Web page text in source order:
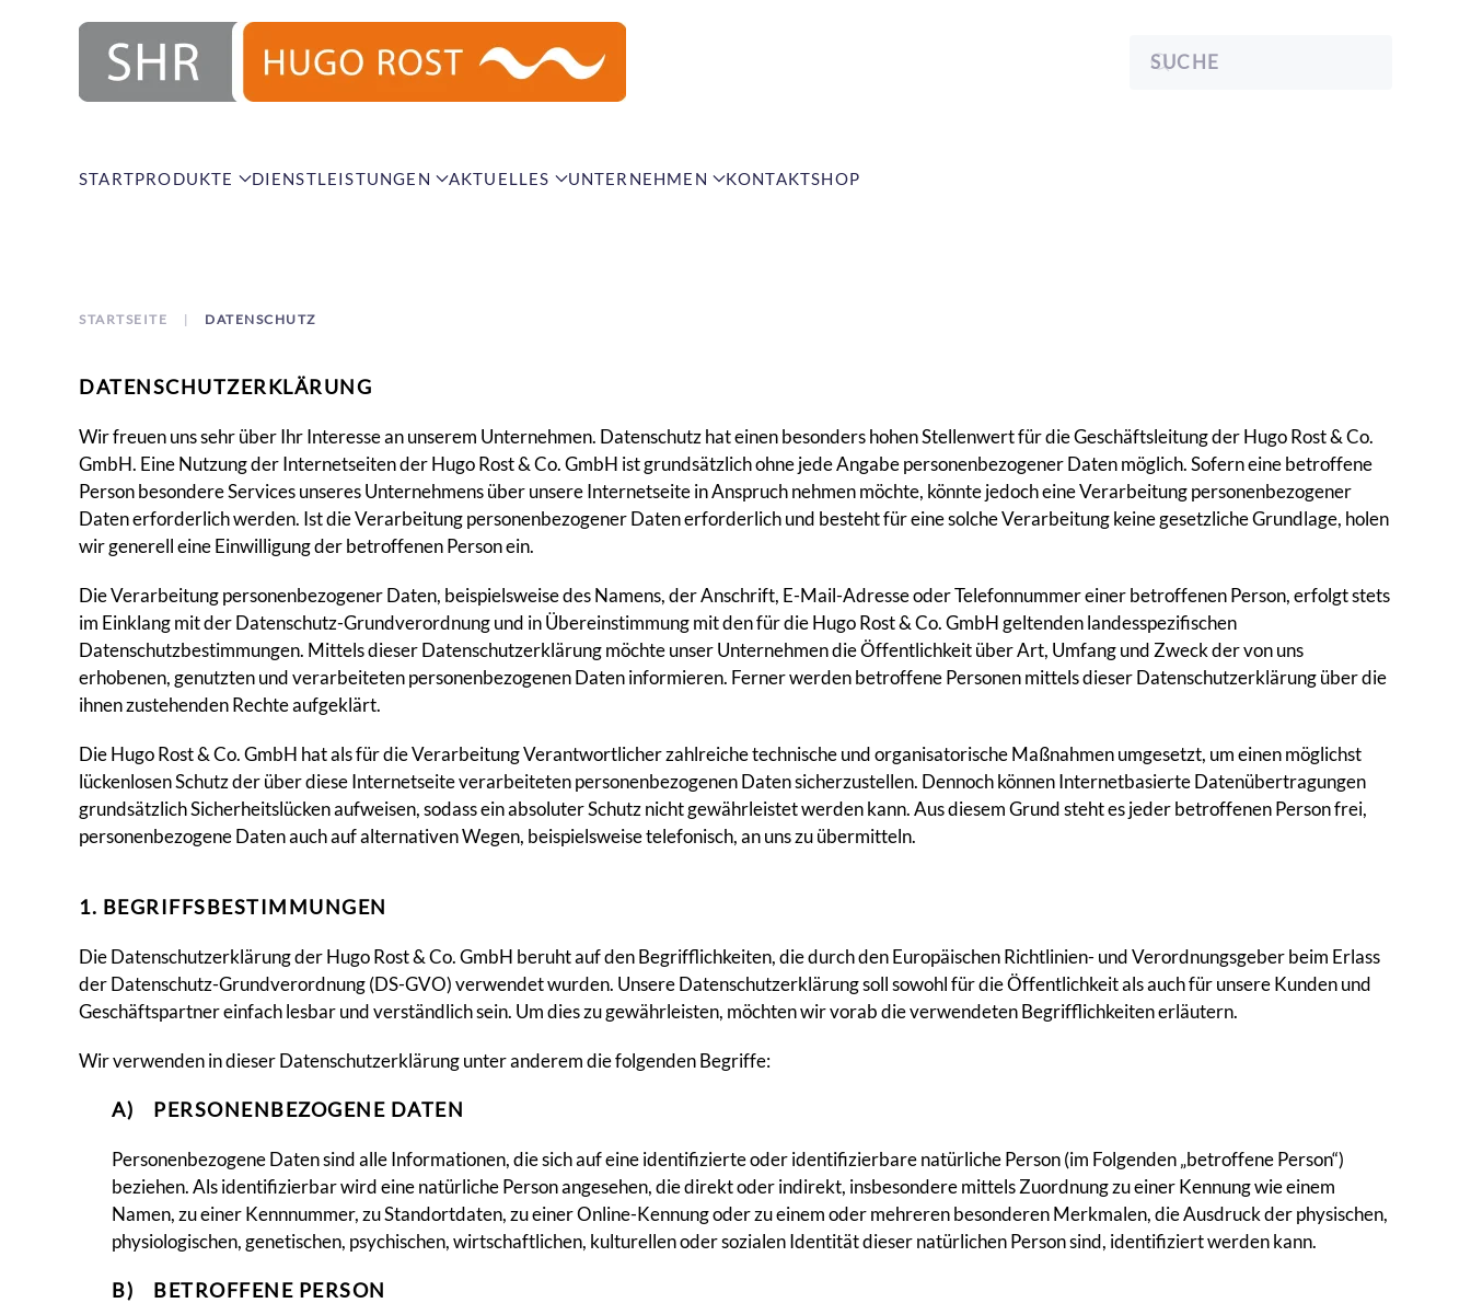
Zum Hauptinhalt springen
STARTPRODUKTE DIENSTLEISTUNGEN AKTUELLES UNTERNEHMEN KONTAKTSHOP
STARTSEITE DATENSCHUTZ
DATENSCHUTZERKLÄRUNG
Wir freuen uns sehr über Ihr Interesse an unserem Unternehmen. Datenschutz hat einen besonders hohen Stellenwert für die Geschäftsleitung der Hugo Rost & Co.
GmbH. Eine Nutzung der Internetseiten der Hugo Rost & Co. GmbH ist grundsätzlich ohne jede Angabe personenbezogener Daten möglich. Sofern eine betroffene
Person besondere Services unseres Unternehmens über unsere Internetseite in Anspruch nehmen möchte, könnte jedoch eine Verarbeitung personenbezogener
Daten erforderlich werden. Ist die Verarbeitung personenbezogener Daten erforderlich und besteht für eine solche Verarbeitung keine gesetzliche Grundlage, holen
wir generell eine Einwilligung der betroffenen Person ein.
Die Verarbeitung personenbezogener Daten, beispielsweise des Namens, der Anschrift, E-Mail-Adresse oder Telefonnummer einer betroffenen Person, erfolgt stets
im Einklang mit der Datenschutz-Grundverordnung und in Übereinstimmung mit den für die Hugo Rost & Co. GmbH geltenden landesspezifischen
Datenschutzbestimmungen. Mittels dieser Datenschutzerklärung möchte unser Unternehmen die Öffentlichkeit über Art, Umfang und Zweck der von uns
erhobenen, genutzten und verarbeiteten personenbezogenen Daten informieren. Ferner werden betroffene Personen mittels dieser Datenschutzerklärung über die
ihnen zustehenden Rechte aufgeklärt.
Die Hugo Rost & Co. GmbH hat als für die Verarbeitung Verantwortlicher zahlreiche technische und organisatorische Maßnahmen umgesetzt, um einen möglichst
lückenlosen Schutz der über diese Internetseite verarbeiteten personenbezogenen Daten sicherzustellen. Dennoch können Internetbasierte Datenübertragungen
grundsätzlich Sicherheitslücken aufweisen, sodass ein absoluter Schutz nicht gewährleistet werden kann. Aus diesem Grund steht es jeder betroffenen Person frei,
personenbezogene Daten auch auf alternativen Wegen, beispielsweise telefonisch, an uns zu übermitteln.
1. BEGRIFFSBESTIMMUNGEN
Die Datenschutzerklärung der Hugo Rost & Co. GmbH beruht auf den Begrifflichkeiten, die durch den Europäischen Richtlinien- und Verordnungsgeber beim Erlass
der Datenschutz-Grundverordnung (DS-GVO) verwendet wurden. Unsere Datenschutzerklärung soll sowohl für die Öffentlichkeit als auch für unsere Kunden und
Geschäftspartner einfach lesbar und verständlich sein. Um dies zu gewährleisten, möchten wir vorab die verwendeten Begrifflichkeiten erläutern.
Wir verwenden in dieser Datenschutzerklärung unter anderem die folgenden Begriffe:
A) PERSONENBEZOGENE DATEN
Personenbezogene Daten sind alle Informationen, die sich auf eine identifizierte oder identifizierbare natürliche Person (im Folgenden „betroffene Person“)
beziehen. Als identifizierbar wird eine natürliche Person angesehen, die direkt oder indirekt, insbesondere mittels Zuordnung zu einer Kennung wie einem
Namen, zu einer Kennnummer, zu Standortdaten, zu einer Online-Kennung oder zu einem oder mehreren besonderen Merkmalen, die Ausdruck der physischen,
physiologischen, genetischen, psychischen, wirtschaftlichen, kulturellen oder sozialen Identität dieser natürlichen Person sind, identifiziert werden kann.
B) BETROFFENE PERSON